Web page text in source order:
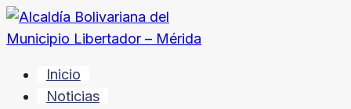
Saltar
al
Inicio
Noticias